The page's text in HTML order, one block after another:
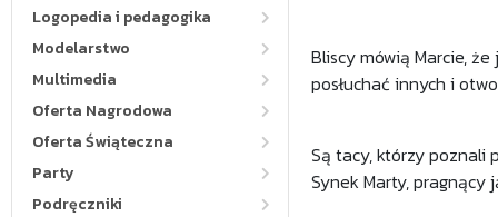
Logopedia i pedagogika
Modelarstwo
Multimedia
Oferta Nagrodowa
Oferta Świąteczna
Party
Podręczniki
Bliscy mówią Marcie,
posłuchać innych i
Są tacy, którzy poznali
Synek Marty, pragnący